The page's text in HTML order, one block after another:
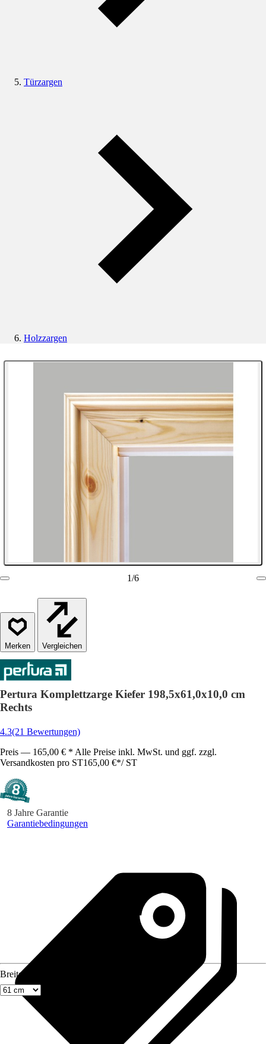
Türzargen
Holzzargen
1/6
Vergleichen
Pertura Komplettzarge Kiefer 198,5x61,0x10,0 cm
Rechts
4.3(21 Bewertungen)
Preis — 165,00 € * Alle Preise inkl. MwSt. und ggf. zzgl.
Versandkosten pro ST165,00 €*/ ST
8 Jahre Garantie
Garantiebedingungen
Breite